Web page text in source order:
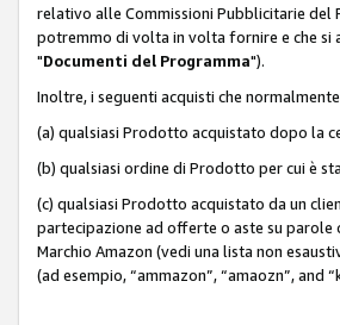
relativo alle Commissioni Pubblicitarie del
potremmo di volta in volta fornire e che si
"Documenti del Programma").
Inoltre, i seguenti acquisti che
(a) qualsiasi Prodotto acquistato dopo la
(b) qualsiasi ordine di Prodotto per cui è
(c) qualsiasi Prodotto acquistato da un
partecipazione ad offerte o aste su parole
Marchio Amazon (vedi una lista non
(ad esempio, “ammazon”, “amaozn”, and